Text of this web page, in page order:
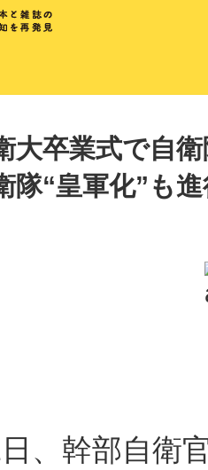
大卒業式で自
隊“皇軍化”も
、幹部自衛